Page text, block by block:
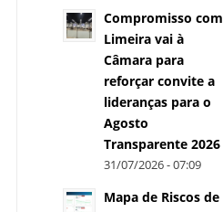
Compromisso com
Limeira vai à
Câmara para
reforçar convite a
lideranças para o
Agosto
Transparente 2026
31/07/2026 - 07:09
Mapa de Riscos de